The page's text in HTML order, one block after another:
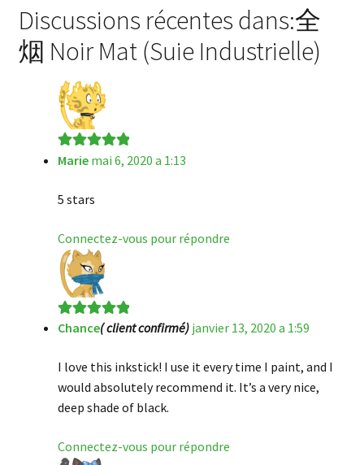
Discussions récentes dans:全
烟 Noir Mat (Suie Industrielle)
Note5sur 5
Marie mai 6, 2020 a 1:13
5 stars
Connectez-vous pour répondre
Note5sur 5
Chance( client confirmé) janvier 13, 2020 a 1:59
I love this inkstick! I use it every time I paint, and I
would absolutely recommend it. It’s a very nice,
deep shade of black.
Connectez-vous pour répondre